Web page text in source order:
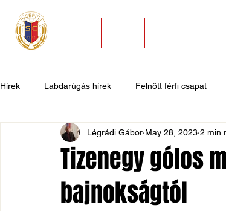
Hírek Labdarúgás hírek Felnőtt férfi csapat
U9 U7 Evezős hírek
Csepel SC II Általános hírek
Tizenegy gólos
bajnokságtól
Légrádi Gábor May 28, 2023 2 min